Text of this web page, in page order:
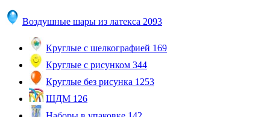
Воздушные шары из латекса 2093
Круглые с шелкографией 169
Круглые с рисунком 344
Круглые без рисунка 1253
ШДМ 126